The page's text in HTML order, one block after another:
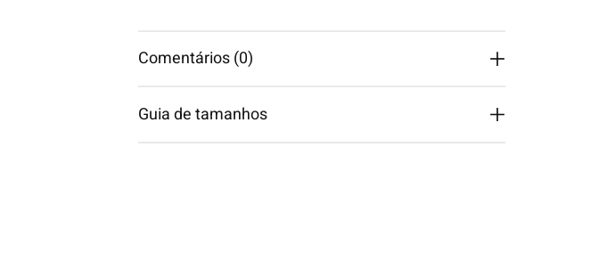
Comentários (0)
Guia de tamanhos